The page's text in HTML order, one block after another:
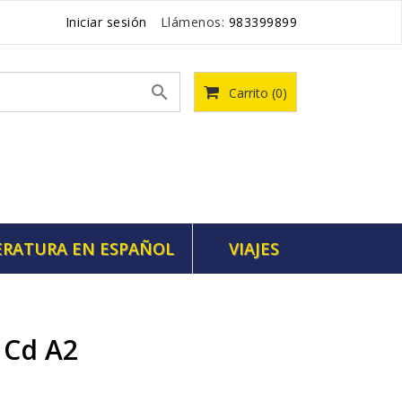
Iniciar sesión Llámenos: 983399899
Carrito (0)

EN ESPAÑOL VIAJES
A2